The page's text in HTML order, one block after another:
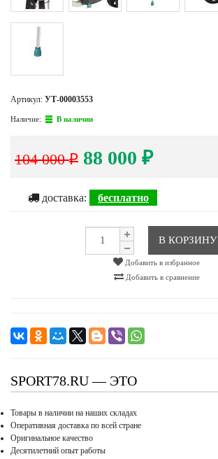
Артикул: УТ-00003553
Наличие: В наличии
104 000₽ 88 000 ₽
доставка: бесплатно
В КОРЗИНУ
Добавить в избранное
Добавить в сравнение
SPORT78.RU — ЭТО
Товары в наличии на наших складах
Оперативная доставка по всей стране
Оригинальное качество
Десятилетний опыт работы